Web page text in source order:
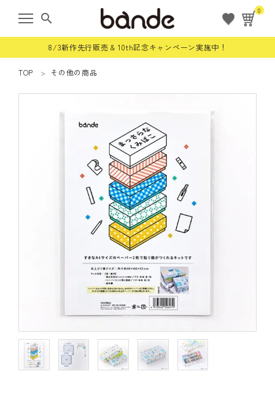
search
0
8/3新作先行販売 & 10th記念キャンペーン実施中！
person 会員登録
ご利用ガイド／よくあるご質問
TOP その他の商品